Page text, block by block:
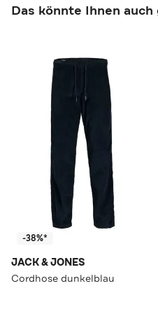
Das könnte Ihnen auch
-38%*
JACK & JONES
Cordhose dunkelblau